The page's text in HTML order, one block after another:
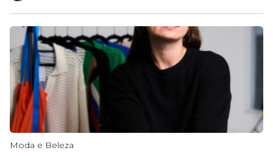
Moda e Beleza